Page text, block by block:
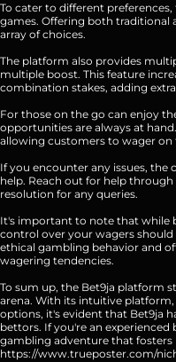
To cater to different
games. Offering both traditional
array of choices.
The platform also provides
multiple boost. This feature
combination stakes, adding
For those on the go can enjoy
opportunities are always at
allowing customers to wager on
If you encounter any issues,
help. Reach out for help
resolution for any queries.
It's important to note that while
control over your wagers
ethical gambling behavior and
wagering tendencies.
To sum up, the Bet9ja platform
arena. With its intuitive
options, it's evident that Bet9ja
bettors. If you're an
gambling adventure that fosters
https://www.trueposter.com/